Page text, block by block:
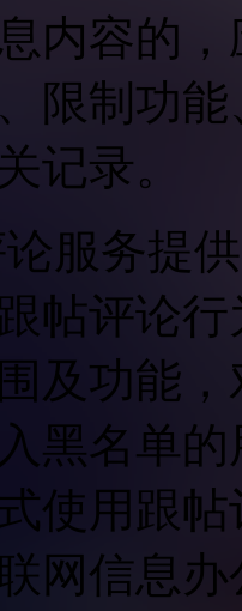
内容的
限制功
记录。
服务提
帖评论
及功能
黑名单
使用跟
网信息